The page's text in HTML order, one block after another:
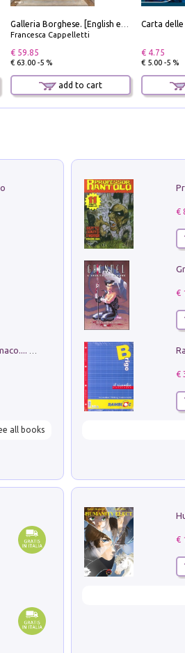
Francesca Cappelletti
€ 59.85
€ 63.00 -5 %
add to cart
€ 4.75
€ 5.00 -5 %
all books
€
€
€
€